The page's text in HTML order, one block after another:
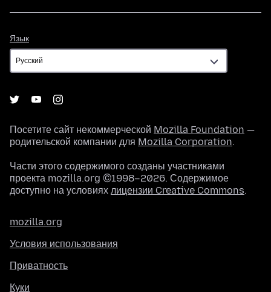
Язык
Посетите сайт некоммерческой Mozilla Foundation —
родительской компании для Mozilla Corporation.
Части этого содержимого созданы участниками
проекта mozilla.org ©1998–2026. Содержимое
доступно на условиях лицензии Creative Commons.
mozilla.org
Условия использования
Приватность
Куки